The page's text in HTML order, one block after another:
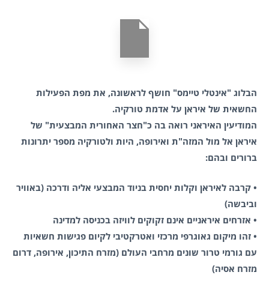
הבלוג "אינטלי טיימס" חושף לראשונה, את מפת הפעילות
החשאית של איראן על אדמת טורקיה.
המודיעין האיראני רואה בה כ"חצר האחורית המבצעית" של
איראן אל מול המזה"ת ואירופה, היות ולטורקיה מספר יתרונות
ברורים ובהם:
• קרבה לאיראן וקלות יחסית בניוד המבצעי אליה ודרכה (באוויר
וביבשה)
• אזרחים איראניים אינם זקוקים לוויזה בכניסה למדינה
• זהו מיקום גאוגרפי מרכזי ואטרקטיבי לקיום פגישות חשאיות
עם גורמי טרור שונים מרחבי העולם (מזרח התיכון, אירופה, דרום
מזרח אסיה)